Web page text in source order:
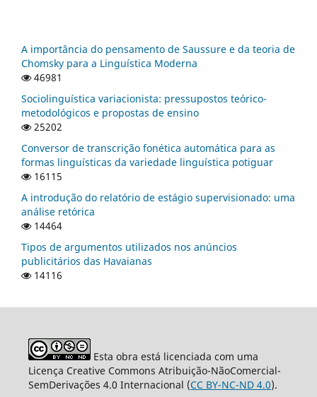
A importância do pensamento de Saussure e da teoria de
Chomsky para a Linguística Moderna
46981
Sociolinguística variacionista: pressupostos teórico-
metodológicos e propostas de ensino
25202
Conversor de transcrição fonética automática para as
formas linguísticas da variedade linguística potiguar
16115
A introdução do relatório de estágio supervisionado: uma
análise retórica
14464
Tipos de argumentos utilizados nos anúncios
publicitários das Havaianas
14116
Esta obra está licenciada com uma
Licença Creative Commons Atribuição-NãoComercial-
SemDerivações 4.0 Internacional (CC BY-NC-ND 4.0).